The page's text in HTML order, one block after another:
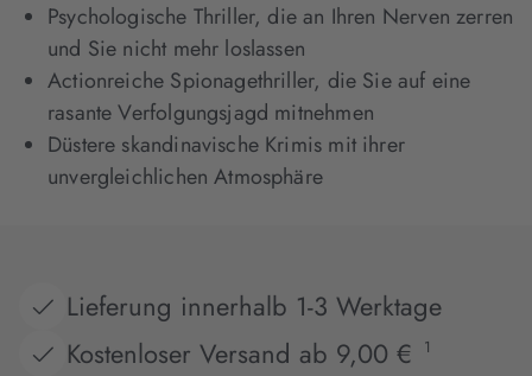
Psychologische Thriller, die an Ihren Nerven zerren
und Sie nicht mehr loslassen
Actionreiche Spionagethriller, die Sie auf eine
rasante Verfolgungsjagd mitnehmen
Düstere skandinavische Krimis mit ihrer
unvergleichlichen Atmosphäre
Lieferung innerhalb 1-3 Werktage
Kostenloser Versand ab 9,00 €
1